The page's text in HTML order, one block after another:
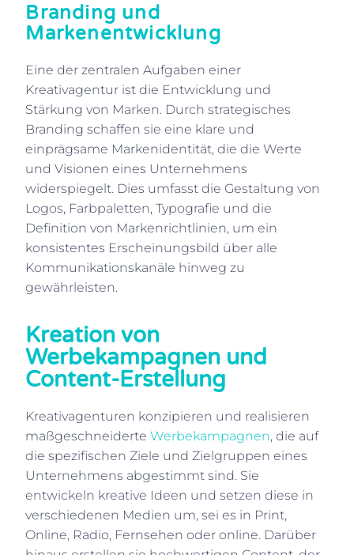
Branding und
Markenentwicklung
Eine der zentralen Aufgaben einer
Kreativagentur ist die Entwicklung und
Stärkung von Marken. Durch strategisches
Branding schaffen sie eine klare und
einprägsame Markenidentität, die die Werte
und Visionen eines Unternehmens
widerspiegelt. Dies umfasst die Gestaltung von
Logos, Farbpaletten, Typografie und die
Definition von Markenrichtlinien, um ein
konsistentes Erscheinungsbild über alle
Kommunikationskanäle hinweg zu
gewährleisten.
Kreation von
Werbekampagnen und
Content-Erstellung
Kreativagenturen konzipieren und realisieren
maßgeschneiderteWerbekampagnen, die auf
die spezifischen Ziele und Zielgruppen eines
Unternehmens abgestimmt sind. Sie
entwickeln kreative Ideen und setzen diese in
verschiedenen Medien um, sei es in Print,
Online, Radio, Fernsehen oder online. Darüber